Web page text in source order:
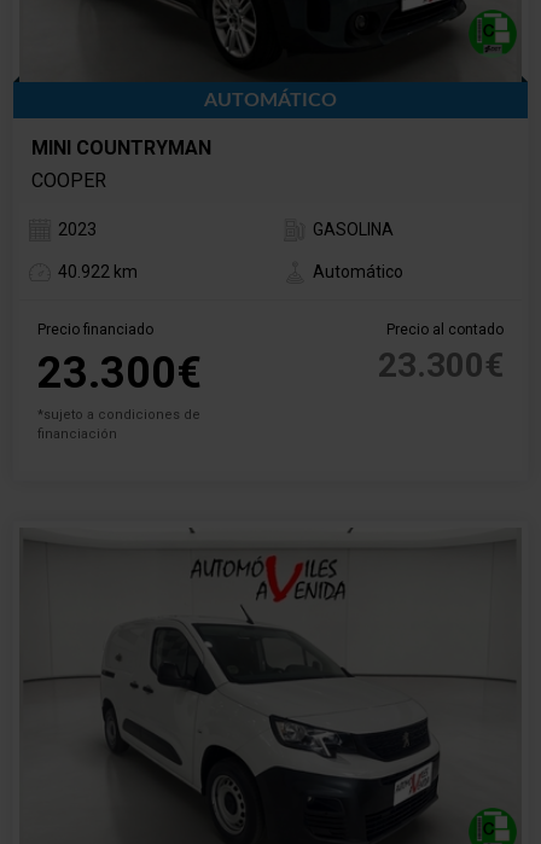
AUTOMÁTICO
MINI COUNTRYMAN
COOPER
2023 GASOLINA
40.922 km Automático
Precio financiado
23.300€
*sujeto a condiciones de
financiación
Precio al contado
23.300€